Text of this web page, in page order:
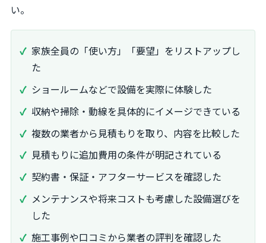
い。
家族全員の「使い方」「要望」をリストアップし
た
ショールームなどで設備を実際に体験した
収納や掃除・動線を具体的にイメージできている
複数の業者から見積もりを取り、内容を比較した
見積もりに追加費用の条件が明記されている
契約書・保証・アフターサービスを確認した
メンテナンスや将来コストも考慮した設備選びを
した
施工事例や口コミから業者の評判を確認した